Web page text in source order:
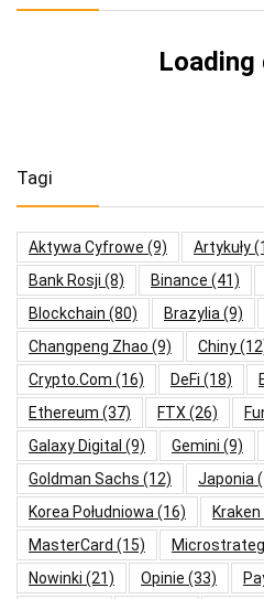
Loading
Tagi
Aktywa Cyfrowe (9) Artykuły
Bank Rosji (8) Binance (41)
Blockchain (80) Brazylia (9)
Changpeng Zhao (9) Chiny
Crypto.com (16) DeFi (18)
Ethereum (37) FTX (26)
Galaxy Digital (9) Gemini (9)
Goldman Sachs (12) Japonia
Korea Południowa (16) Kraken
MasterCard (15)
Nowinki (21) Opinie (33)